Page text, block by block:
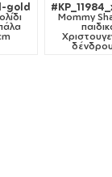
gold
Mommy